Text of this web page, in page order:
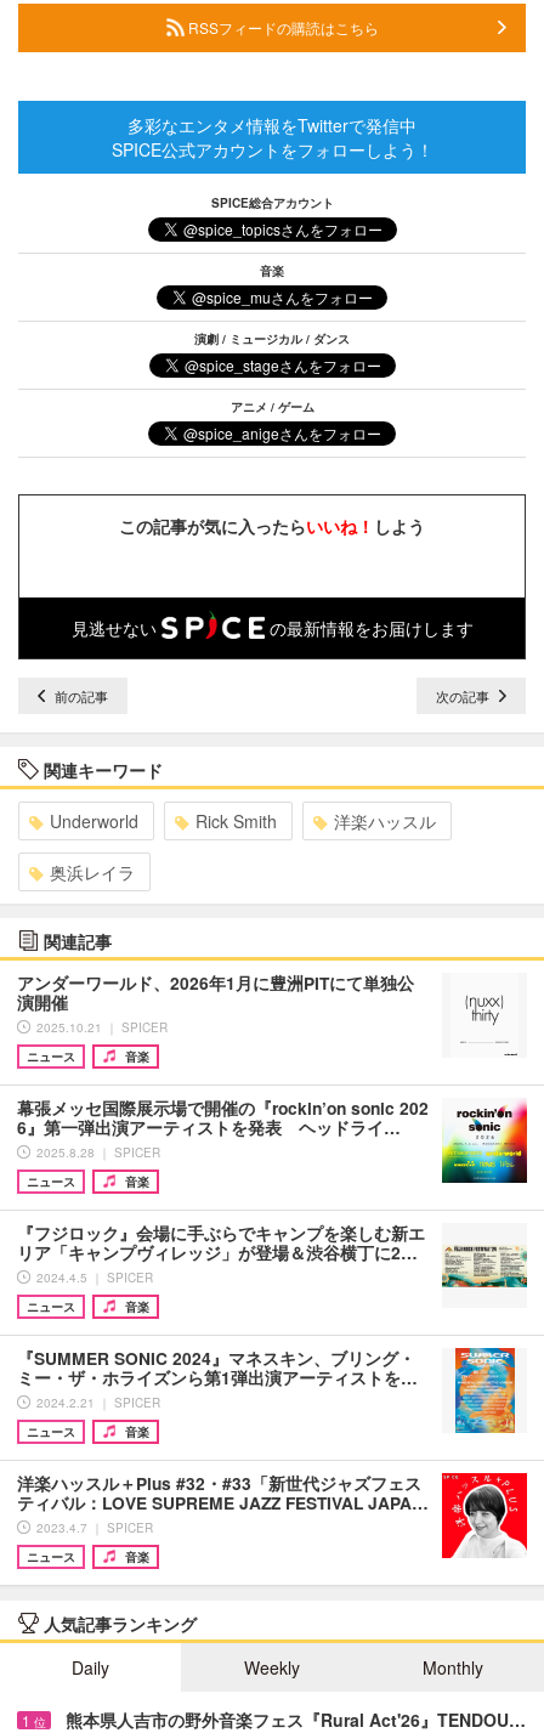
RSSフィードの購読はこちら
多彩なエンタメ情報をTwitterで発信中
SPICE公式アカウントをフォローしよう！
SPICE総合アカウント
音楽
演劇 / ミュージカル / ダンス
アニメ / ゲーム
この記事が気に入ったらいいね！ しよう
見逃せない の最新情報をお届けします
前の記事 次の記事
関連キーワード
Underworld Rick Smith 洋楽ハッスル
奥浜レイラ
関連記事
アンダーワールド、2026年1⽉に豊洲PITにて単独公
演開催
2025.10.21 ｜ SPICER
ニュース
音楽
幕張メッセ国際展示場で開催の『rockin’on sonic 202
6』第一弾出演アーティストを発表 ヘッドライ…
2025.8.28 ｜ SPICER
ニュース
音楽
『フジロック』会場に手ぶらでキャンプを楽しむ新エ
リア「キャンプヴィレッジ」が登場＆渋谷横丁に2…
2024.4.5 ｜ SPICER
ニュース
音楽
『SUMMER SONIC 2024』マネスキン、ブリング・
ミー・ザ・ホライズンら第1弾出演アーティストを…
2024.2.21 ｜ SPICER
ニュース
音楽
洋楽ハッスル＋Plus #32・#33「新世代ジャズフェス
ティバル：LOVE SUPREME JAZZ FESTIVAL JAPA…
2023.4.7 ｜ SPICER
ニュース
音楽
人気記事ランキング
Daily
Weekly Monthly
1 位 熊本県人吉市の野外音楽フェス『Rural Act'26』TENDOU…